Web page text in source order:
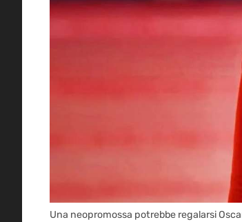
Una neopromossa potrebbe regalarsi